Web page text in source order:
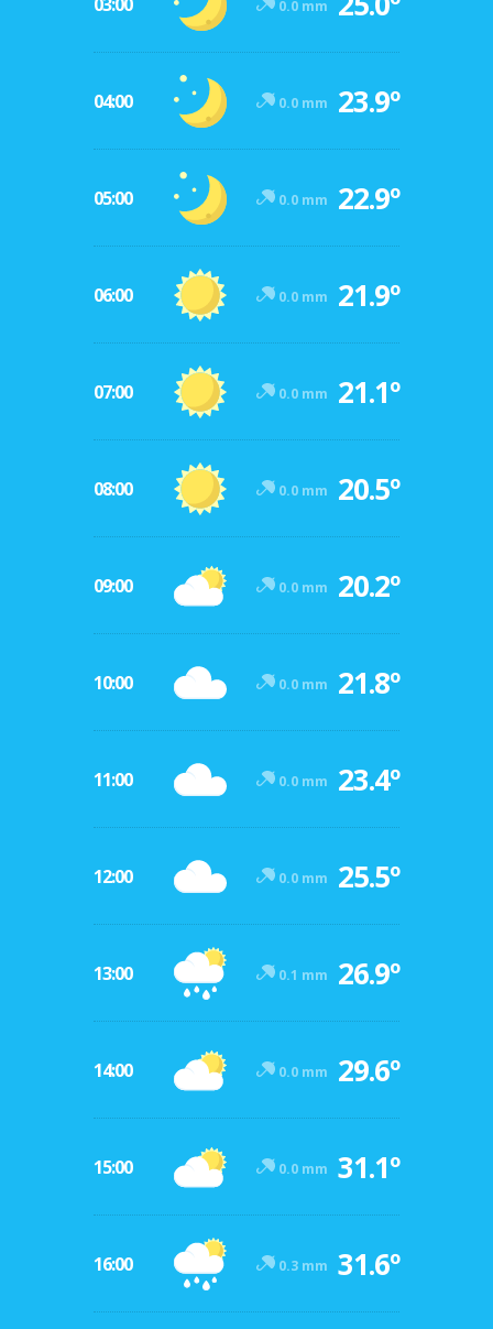
0.0 mm
04:00 0.0 mm 23.9º
05:00 0.0 mm 22.9º
06:00 0.0 mm 21.9º
07:00 0.0 mm 21.1º
08:00 0.0 mm 20.5º
09:00 0.0 mm 20.2º
10:00 0.0 mm 21.8º
11:00 0.0 mm 23.4º
12:00 0.0 mm 25.5º
13:00 0.1 mm 26.9º
14:00 0.0 mm 29.6º
15:00 0.0 mm 31.1º
16:00 0.3 mm 31.6º